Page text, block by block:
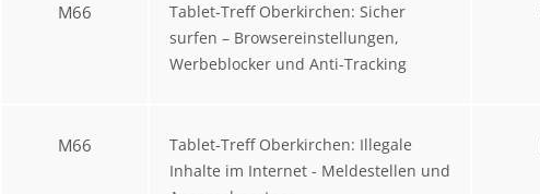
M66
Tablet-Treff Oberkirchen: Sicher
surfen – Browsereinstellungen,
Werbeblocker und Anti-Tracking
M66
Tablet-Treff Oberkirchen: Illegale
Inhalte im Internet - Meldestellen und